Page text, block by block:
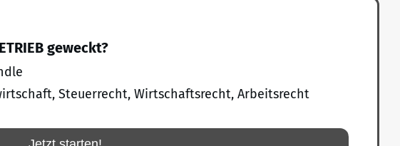
geweckt?
Steuerrecht, Wirtschaftsrecht, Arbeitsrecht